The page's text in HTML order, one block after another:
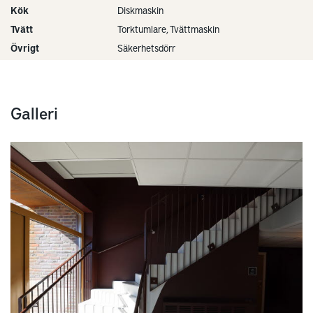
Kök
Diskmaskin
Tvätt
Torktumlare, Tvättmaskin
Övrigt
Säkerhetsdörr
Galleri